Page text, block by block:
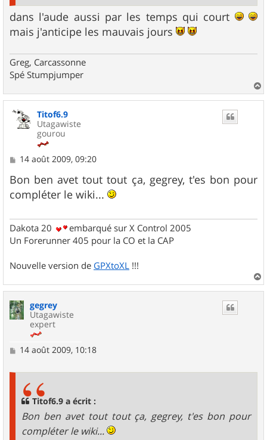
dans l'aude aussi par les temps qui court
mais j'anticipe les mauvais jours
Greg, Carcassonne
Spé Stumpjumper
a
Titof6.9
Utagawiste
gourou
M
s
s
a
14 août 2009, 09:20
Bon ben avet tout tout ça, gegrey, t'es bon pour
compléter le wiki...
Dakota 20
embarqué sur X Control 2005
Un Forerunner 405 pour la CO et la CAP
Nouvelle version de GPXtoXL !!!
a
gegrey
Utagawiste
expert
M14 août 2009, 10:18
Titof6.9 a écrit :
Bon ben avet tout tout ça, gegrey, t'es bon pour
compléter le wiki...